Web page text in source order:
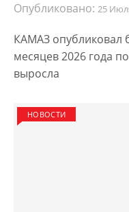
Опубликовано: 25
КАМАЗ опубликовал
месяцев 2026 года
выросла
НОВОСТИ